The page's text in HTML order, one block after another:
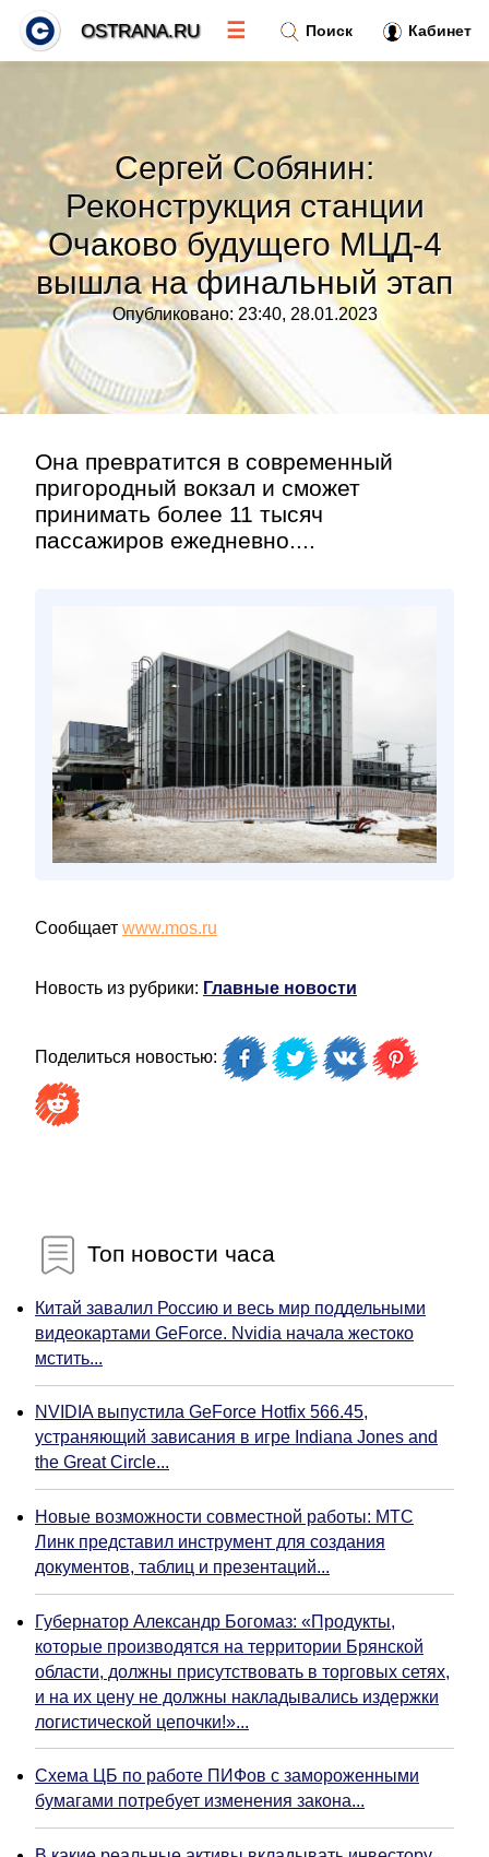
Сергей Собянин:
Реконструкция станции
Очаково будущего МЦД-4
вышла на финальный этап
Опубликовано: 23:40, 28.01.2023
Она превратится в современный
пригородный вокзал и сможет
принимать более 11 тысяч
пассажиров ежедневно....
Сообщает www.mos.ru
Новость из рубрики: Главные новости
Поделиться новостью:
Топ новости часа
Китай завалил Россию и весь мир поддельными
видеокартами GeForce. Nvidia начала жестоко
мстить...
NVIDIA выпустила GeForce Hotfix 566.45,
устраняющий зависания в игре Indiana Jones and
the Great Circle...
Новые возможности совместной работы: МТС
Линк представил инструмент для создания
документов, таблиц и презентаций...
Губернатор Александр Богомаз: «Продукты,
которые производятся на территории Брянской
области, должны присутствовать в торговых сетях,
и на их цену не должны накладывались издержки
логистической цепочки!»...
Схема ЦБ по работе ПИФов с замороженными
бумагами потребует изменения закона...
Поиск Кабинет
OSTRANA.RU ☰
Тренды новостей »
Рубрики»
Правила»
Контакт»